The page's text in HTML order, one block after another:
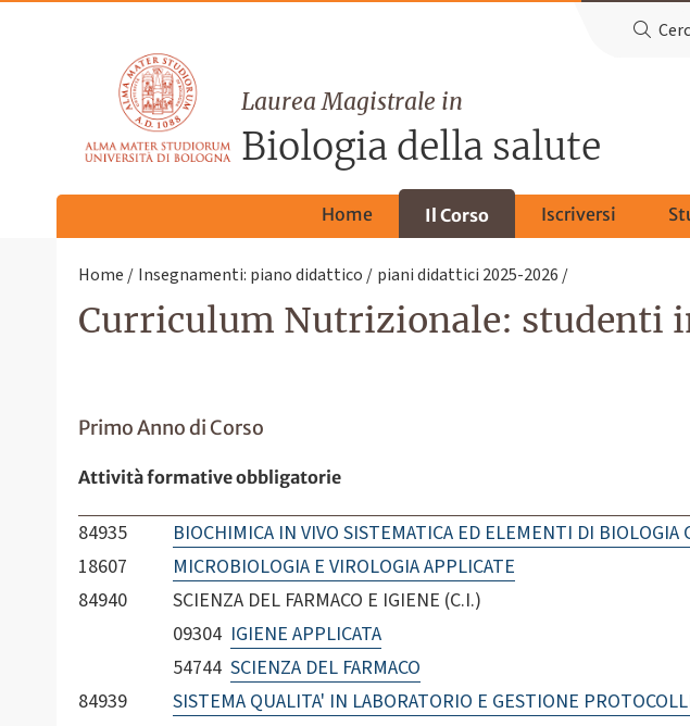
Laurea Magistrale in
Biologia della salute
Home Il Corso Iscriversi
Home Insegnamenti: piano didattico piani didattici 2025-2026
Curriculum Nutrizionale: studenti
Primo Anno di Corso
Attività formative obbligatorie
84935 BIOCHIMICA IN VIVO SISTEMATICA ED ELEMENTI DI BIOLOGIA
18607
MICROBIOLOGIA E VIROLOGIA APPLICATE
84940
SCIENZA DEL FARMACO E IGIENE (C.I.)
09304 IGIENE APPLICATA
54744 SCIENZA DEL FARMACO
84939
SISTEMA QUALITA' IN LABORATORIO E GESTIONE